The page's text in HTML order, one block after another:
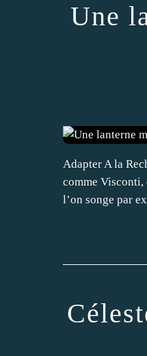
Une
Adapter A la
comme Visconti,
l’on songe par